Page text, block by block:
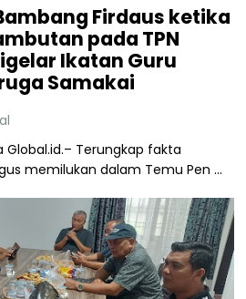
Firdaus ketika
pada TPN
Ikatan Guru
Samakai
Global.id.– Terungkap fakta
memilukan dalam Temu Pen ...